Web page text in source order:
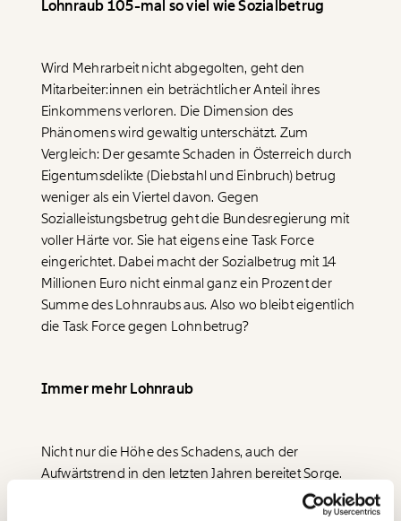
Veränderung
beginnt mit Dir!
und wir können gemeinsam
unsere Wirtschaft so gestalten, dass sie für alle
so bleiben. Kämpf’ mit uns für den Fortschritt und
Hier unsere IBAN: AT34 4300 0498 0007 6017
Fragen und Antworten.
Immer auf dem
Lohnraub 105-mal so viel wie Sozialbetrug
Wird Mehrarbeit nicht abgegolten, geht den
Mitarbeiter:innen ein beträchtlicher Anteil ihres
Einkommens verloren. Die Dimension des
Phänomens wird gewaltig unterschätzt. Zum
Vergleich: Der gesamte Schaden in Österreich durch
Eigentumsdelikte (Diebstahl und Einbruch) betrug
weniger als ein Viertel davon. Gegen
Sozialleistungsbetrug geht die Bundesregierung mit
voller Härte vor. Sie hat eigens eine Task Force
eingerichtet. Dabei macht der Sozialbetrug mit 14
Millionen Euro nicht einmal ganz ein Prozent der
Summe des Lohnraubs aus. Also wo bleibt eigentlich
die Task Force gegen Lohnbetrug?
Immer mehr Lohnraub
Nicht nur die Höhe des Schadens, auch der
Aufwärtstrend in den letzten Jahren bereitet Sorge.
Noch 2019 wurde der Lohnraub auf 885 Millionen
Euro geschätzt. Durch Corona und Lockdowns im